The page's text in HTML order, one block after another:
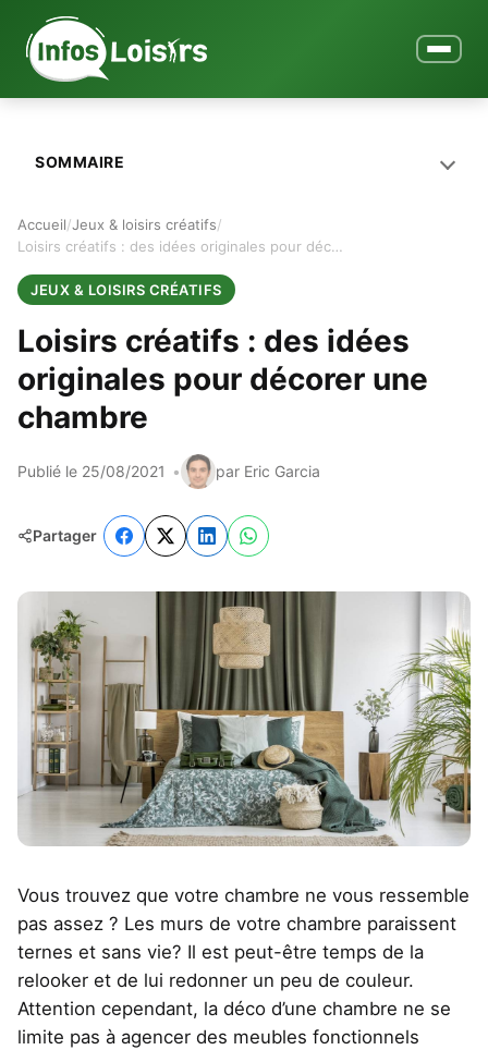
Ouvrir le
Accueil Jeux & loisirs créatifs
Loisirs créatifs : des idées originales pour décorer une chambre
JEUX & LOISIRS CRÉATIFS
Loisirs créatifs : des idées
originales pour décorer une
chambre
Publié le 25/08/2021 par Eric Garcia
Partager
Vous trouvez que votre chambre ne vous ressemble
pas assez ? Les murs de votre chambre paraissent
ternes et sans vie? Il est peut-être temps de la
relooker et de lui redonner un peu de couleur.
Attention cependant, la déco d’une chambre ne se
limite pas à agencer des meubles fonctionnels
SOMMAIRE